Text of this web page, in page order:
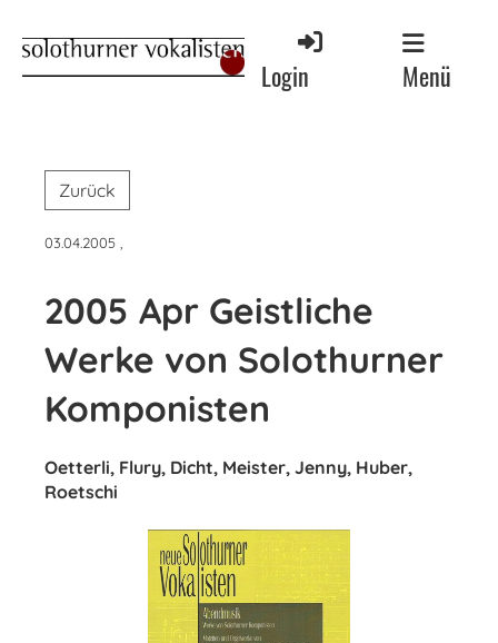
Login Menü
Zurück
03.04.2005
2005 Apr Geistliche
Werke von Solothurner
Komponisten
Oetterli, Flury, Dicht, Meister, Jenny, Huber,
Roetschi